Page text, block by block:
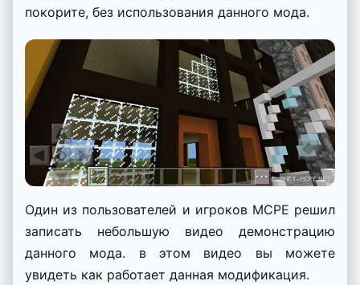
покорите, без использования данного мода.
Один из пользователей и игроков MCPE решил
записать небольшую видео демонстрацию
данного мода. в этом видео вы можете
увидеть как работает данная модификация.